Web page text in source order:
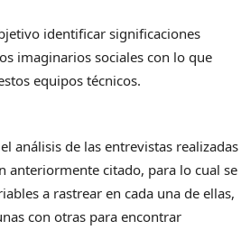
identificar significaciones
imaginarios sociales con lo que
equipos técnicos.
análisis de las entrevistas realizadas
anteriormente citado, para lo cual se
a rastrear en cada una de ellas,
con otras para encontrar